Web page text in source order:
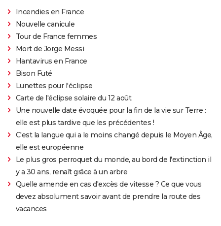
Incendies en France
Nouvelle canicule
Tour de France femmes
Mort de Jorge Messi
Hantavirus en France
Bison Futé
Lunettes pour l'éclipse
Carte de l'éclipse solaire du 12 août
Une nouvelle date évoquée pour la fin de la vie sur Terre :
elle est plus tardive que les précédentes !
C'est la langue qui a le moins changé depuis le Moyen Âge,
elle est européenne
Le plus gros perroquet du monde, au bord de l'extinction il
y a 30 ans, renaît grâce à un arbre
Quelle amende en cas d'excès de vitesse ? Ce que vous
devez absolument savoir avant de prendre la route des
vacances